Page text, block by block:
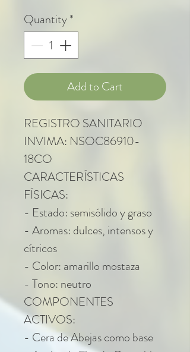
Quantity*
Add to Cart
REGISTRO SANITARIO
INVIMA: NSOC86910-
18CO
CARACTERÍSTICAS
FÍSICAS:
- Estado: semisólido y graso
- Aromas: dulces, intensos y
cítricos
- Color: amarillo mostaza
- Tono: neutro
COMPONENTES
ACTIVOS:
- Cera de Abejas como base